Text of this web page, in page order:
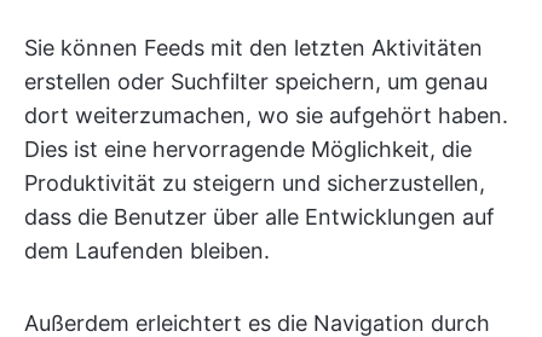
Sie können Feeds mit den letzten Aktivitäten
erstellen oder Suchfilter speichern, um genau
dort weiterzumachen, wo sie aufgehört haben.
Dies ist eine hervorragende Möglichkeit, die
Produktivität zu steigern und sicherzustellen,
dass die Benutzer über alle Entwicklungen auf
dem Laufenden bleiben.
Außerdem erleichtert es die Navigation durch